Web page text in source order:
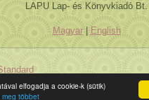
elfogadja a cookie-k (sütik)
meg többet
LAPU Lap- és Könyvkiadó Bt.
Magyar| English